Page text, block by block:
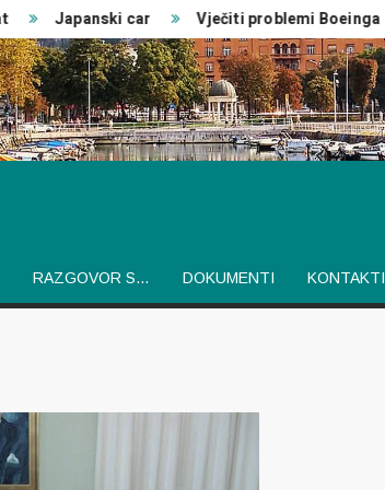
Japanski car Vječiti problemi Boeinga
RAZGOVOR S… DOKUMENTI KONTAKTI